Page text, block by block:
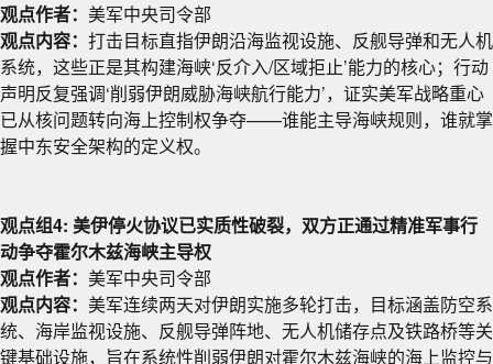
观点作者： 美军中央司令部
观点内容： 打击目标直指伊朗沿海监视设施、反舰导弹和无人机
系统，这些正是其构建海峡‘反介入/区域拒止’能力的核心；行动
声明反复强调‘削弱伊朗威胁海峡航行能力’，证实美军战略重心
已从核问题转向海上控制权争夺——谁能主导海峡规则，谁就掌
握中东安全架构的定义权。
观点组4: 美伊停火协议已实质性破裂，双方正通过精准军事行
动争夺霍尔木兹海峡主导权
观点作者： 美军中央司令部
观点内容： 美军连续两天对伊朗实施多轮打击，目标涵盖防空系
统、海岸监视设施、反舰导弹阵地、无人机储存点及铁路桥等关
键基础设施，旨在系统性削弱伊朗对霍尔木兹海峡的海上监控与